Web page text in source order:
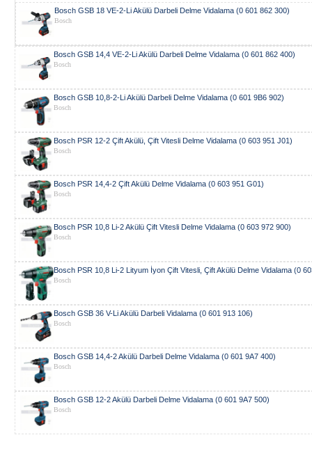
Bosch GSB 18 VE-2-Li Akülü Darbeli Delme Vidalama (0 601 862 300)
Bosch
Bosch GSB 14,4 VE-2-Li Akülü Darbeli Delme Vidalama (0 601 862 400)
Bosch
Bosch GSB 10,8-2-Li Akülü Darbeli Delme Vidalama (0 601 9B6 902)
Bosch
Bosch PSR 12-2 Çift Akülü, Çift Vitesli Delme Vidalama (0 603 951 J01)
Bosch
Bosch PSR 14,4-2 Çift Akülü Delme Vidalama (0 603 951 G01)
Bosch
Bosch PSR 10,8 Li-2 Akülü Çift Vitesli Delme Vidalama (0 603 972 900)
Bosch
Bosch PSR 10,8 Li-2 Lityum İyon Çift Vitesli, Çift Akülü Delme Vidalama (0
Bosch
Bosch GSB 36 V-Li Akülü Darbeli Vidalama (0 601 913 106)
Bosch
Bosch GSB 14,4-2 Akülü Darbeli Delme Vidalama (0 601 9A7 400)
Bosch
Bosch GSB 12-2 Akülü Darbeli Delme Vidalama (0 601 9A7 500)
Bosch